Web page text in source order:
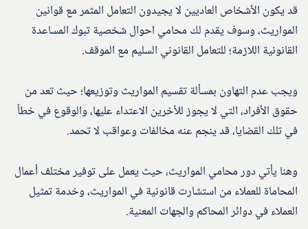
قد يكون الأشخاص العاديين لا يجيدون التعامل المثمر مع قوانين
المواريث، وسوف يقدم لك محامي احوال شخصية تبوك المساعدة
القانونية اللازمة؛ للتعامل القانوني السليم مع الموقف.
ويجب عدم التهاون بمسألة تقسيم المواريث وتوزيعها؛ حيث تعد من
حقوق الأفراد، التي لا يجوز للأخرين الاعتداء عليها، والوقوع في خطأ
في تلك القضايا، قد ينجم عنه مخالفات وعواقب لا تحمد.
وهنا يأتي دور محامي المواريث، حيث يعمل على توفير مختلف أعمال
المحاماة للعملاء من استشارت قانونية في المواريث، وخدمة تمثيل
العملاء في دوائر المحاكم والجهات المعنية.